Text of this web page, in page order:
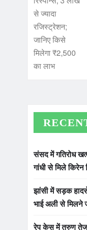
संसद में गतिरोध
गांधी से मिले किरेन
झांसी में सड़क
भाई अली से मिलने
रेप केस में तरुण